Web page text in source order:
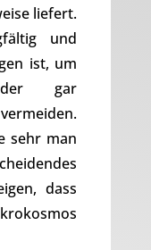
liefert.
und
ist, um
gar
sehr man
dass